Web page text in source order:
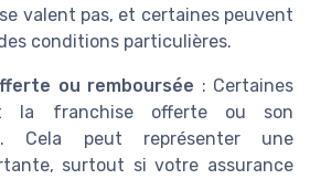
valent pas, et certaines peuvent
conditions particulières.
ou remboursée : Certaines
la franchise offerte ou son
Cela peut représenter une
surtout si votre assurance